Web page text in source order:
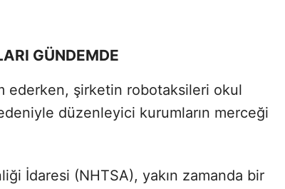
GÜNDEMDE
ederken, şirketin robotaksileri okul
düzenleyici kurumların merceği
İdaresi (NHTSA), yakın zamanda bir